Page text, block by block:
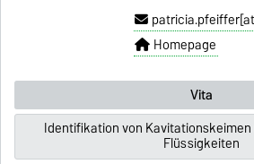
Homepage
Vita
Identifikation von
Flüssigkeiten